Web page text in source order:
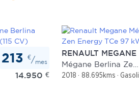
Manual14.950 €
213 €/mes
RENAULT MEGANE
2018 88.695kms